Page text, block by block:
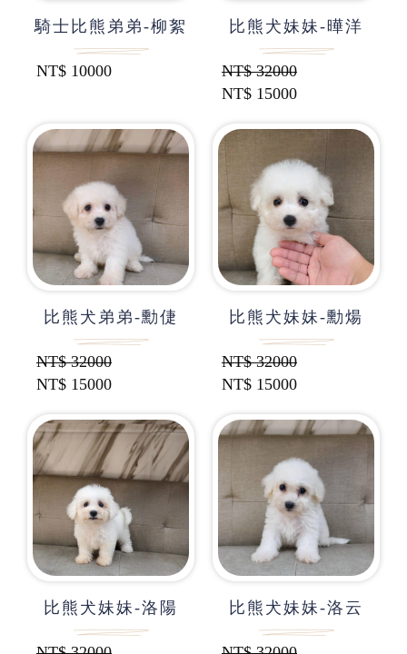
騎士比熊弟弟-柳絮
NT$ 10000
比熊犬妹妹-曄洋
NT$32000
NT$ 15000
比熊犬弟弟-勳倢
NT$32000
NT$ 15000
比熊犬妹妹-勳煬
NT$32000
NT$ 15000
比熊犬妹妹-洛陽 比熊犬妹妹-洛云